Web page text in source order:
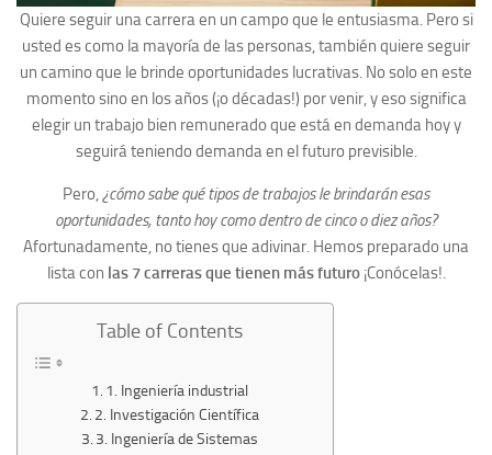
Quiere seguir una carrera en un campo que le entusiasma. Pero si
usted es como la mayoría de las personas, también quiere seguir
un camino que le brinde oportunidades lucrativas. No solo en este
momento sino en los años (¡o décadas!) por venir, y eso significa
elegir un trabajo bien remunerado que está en demanda hoy y
seguirá teniendo demanda en el futuro previsible.
Pero,¿cómo sabe qué tipos de trabajos le brindarán esas
oportunidades, tanto hoy como dentro de cinco o diez años?
Afortunadamente, no tienes que adivinar. Hemos preparado una
lista con las 7 carreras que tienen más futuro¡Conócelas!.
Table of Contents
1. Ingeniería industrial
2. Investigación Científica
3. Ingeniería de Sistemas